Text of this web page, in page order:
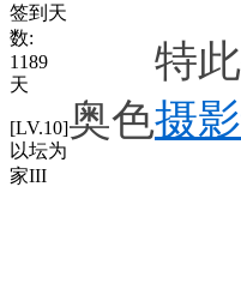
签到天
数:
1189
天
[LV.10]
以坛为
家III
特此
奥色摄